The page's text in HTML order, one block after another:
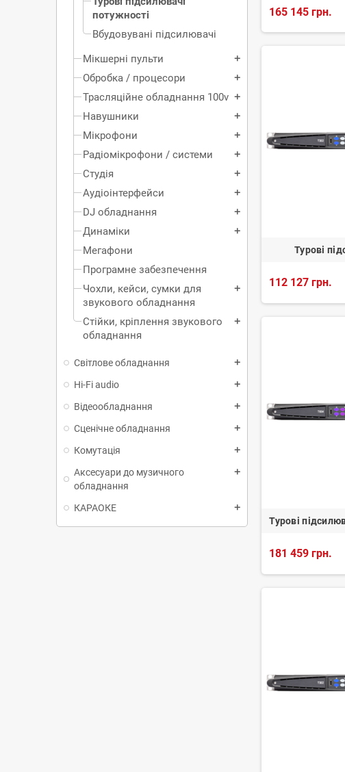
потужності
Вбудовувані підсилювачі
Мікшерні пульти
add
Обробка / процесори add
Трасляційне обладнання 100v add
Навушники add
Мікрофони add
Радіомікрофони / системи add
Студія add
Аудіоінтерфейси add
DJ обладнання add
Динаміки add
Мегафони
Програмне забезпечення
Чохли, кейси, сумки для
звукового обладнання
add
Стійки, кріплення звукового
обладнання
add
Світлове обладнання add
Hi-Fi audio add
Відеообладнання add
Сценічне обладнання add
Комутація add
Аксесуари до музичного
обладнання
add
КАРАОКЕ add
165 145 грн.
Турові
112 127 грн.
Турові
181 459 грн.